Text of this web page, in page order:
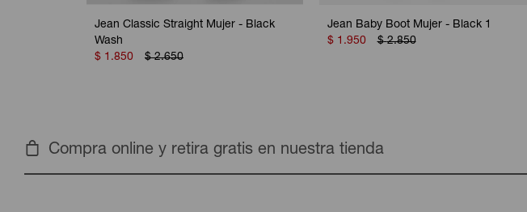
Jean Classic Straight Mujer - Black
Wash
$ 1.850 $ 2.650
Jean Baby Boot Mujer - Black 1
$ 1.950 $ 2.850
Compra online y retira gratis en nuestra tienda